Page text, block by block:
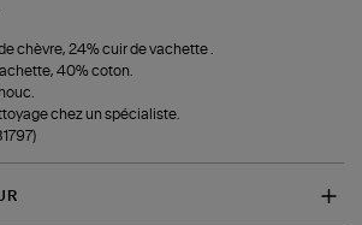
chèvre, 24% cuir de vachette .
40% coton.
chez un spécialiste.